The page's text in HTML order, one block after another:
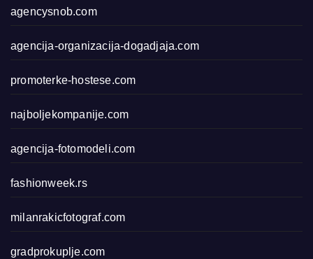
agencysnob.com
agencija-organizacija-dogadjaja.com
promoterke-hostese.com
najboljekompanije.com
agencija-fotomodeli.com
fashionweek.rs
milanrakicfotograf.com
gradprokuplje.com